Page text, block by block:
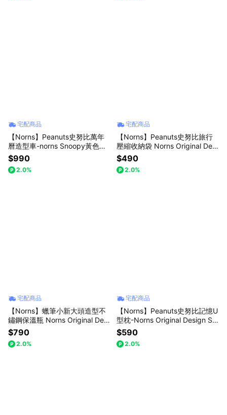
宅配商品
【Norns】Peanuts史努比萬年
曆造型車-norns Snoopy黃色校
車 按壓翻頁桌曆
$990
2.0%
宅配商品
【Norns】Peanuts史努比旅行
壓縮收納袋 Norns Original Desi
gn Snoopy 雙層行李收納壓縮袋
$490
2.0%
宅配商品
【Norns】蠟筆小新大頭造型不
鏽鋼保溫瓶 Norns Original Desi
gn 316內膽真空保溫杯
$790
2.0%
宅配商品
【Norns】Peanuts史努比記憶U
型枕-Norns Original Design Sn
oopy Olaf 歐拉夫 記憶棉旅行頸
枕
$590
2.0%